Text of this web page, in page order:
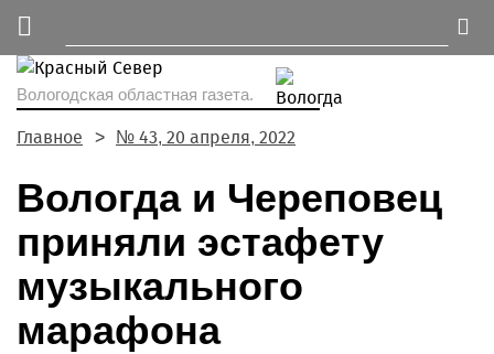
Вологодская областная газета.
Главное № 43, 20 апреля, 2022
Вологда и Череповец
приняли эстафету
музыкального
марафона